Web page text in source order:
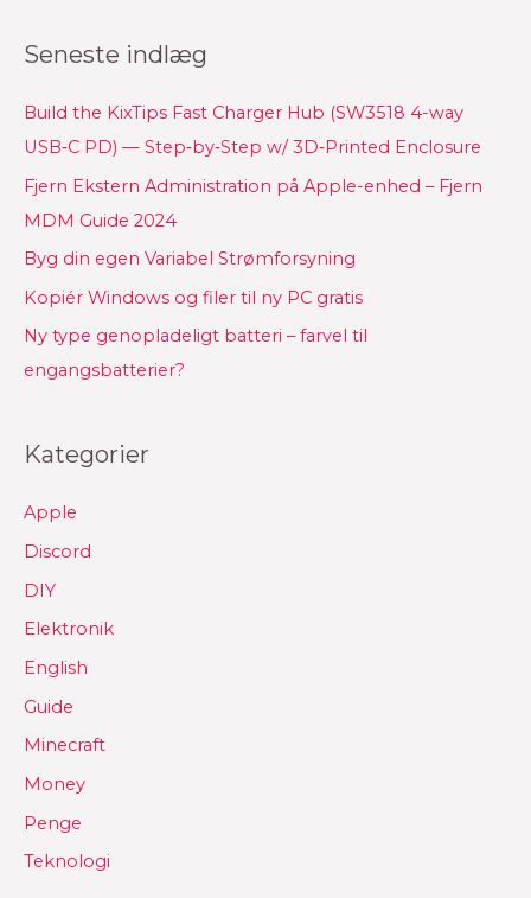
Seneste indlæg
Build the KixTips Fast Charger Hub (SW3518 4-way
USB‑C PD) — Step‑by‑Step w/ 3D‑Printed Enclosure
Fjern Ekstern Administration på Apple-enhed – Fjern
MDM Guide 2024
Byg din egen Variabel Strømforsyning
Kopiér Windows og filer til ny PC gratis
Ny type genopladeligt batteri – farvel til
engangsbatterier?
Kategorier
Apple
Discord
DIY
Elektronik
English
Guide
Minecraft
Money
Penge
Teknologi